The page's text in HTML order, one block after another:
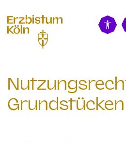
Grundstücken